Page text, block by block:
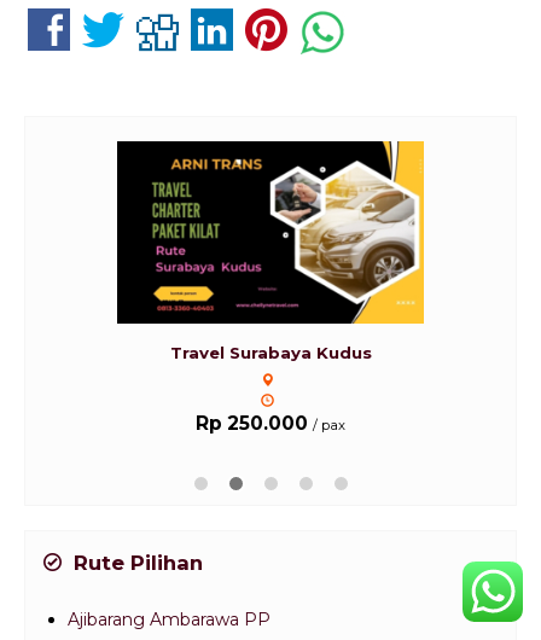
Travel Surabaya Kudus
Rp 250.000 / pax
Rute Pilihan
Ajibarang Ambarawa PP